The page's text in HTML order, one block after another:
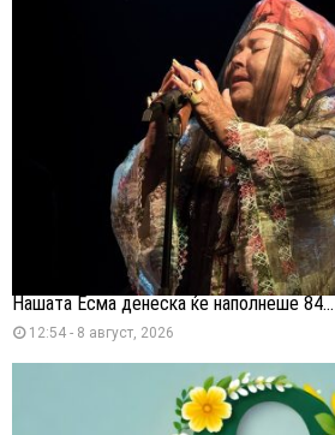
Нашата Есма денеска ќе наполнеше 84...
12:54 - 8 август, 2026